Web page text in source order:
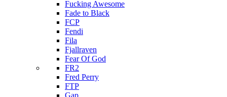
Fucking Awesome
Fade to Black
FCP
Fendi
Fila
Fjallraven
Fear Of God
FR2
Fred Perry
FTP
Gap